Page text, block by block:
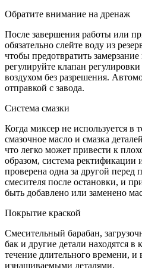
Обратите внимание на дренаж
После завершения работы или
обязательно слейте воду из
чтобы предотвратить
регулируйте клапан
воздухом без разрешения.
отправкой с завода.
Система смазки
Когда миксер не используется в
смазочное масло и смазка
что легко может привести к
образом, система ректификации
проверена одна за другой перед
смесителя после остановки, и
быть добавлено или заменено
Покрытие краской
Смесительный барабан,
бак и другие детали находятся в
течение длительного времени, и
изнашиваемыми деталями.